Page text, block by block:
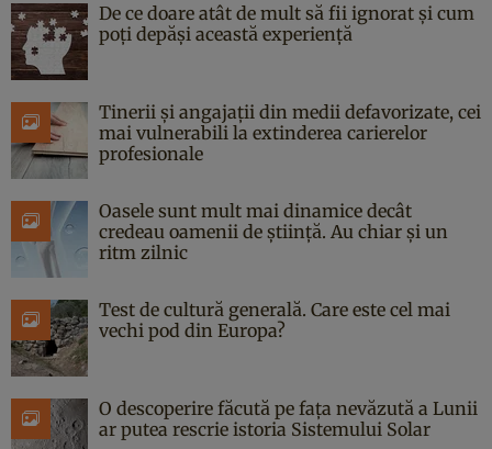
De ce doare atât de mult să fii ignorat și cum
poți depăși această experiență
Tinerii și angajații din medii defavorizate, cei
mai vulnerabili la extinderea carierelor
profesionale
Oasele sunt mult mai dinamice decât
credeau oamenii de știință. Au chiar și un
ritm zilnic
Test de cultură generală. Care este cel mai
vechi pod din Europa?
O descoperire făcută pe fața nevăzută a Lunii
ar putea rescrie istoria Sistemului Solar